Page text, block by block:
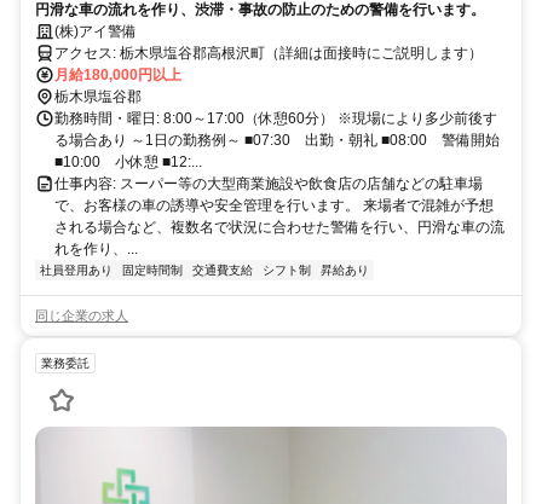
円滑な車の流れを作り、渋滞・事故の防止のための警備を行います。
(株)アイ警備
アクセス: 栃木県塩谷郡高根沢町（詳細は面接時にご説明します）
月給180,000円以上
栃木県塩谷郡
勤務時間・曜日: 8:00～17:00（休憩60分） ※現場により多少前後す
る場合あり ～1日の勤務例～ ■07:30 出勤・朝礼 ■08:00 警備開始
■10:00 小休憩 ■12:...
仕事内容: スーパー等の大型商業施設や飲食店の店舗などの駐車場
で、お客様の車の誘導や安全管理を行います。 来場者で混雑が予想
される場合など、複数名で状況に合わせた警備を行い、円滑な車の流
れを作り、...
社員登用あり 固定時間制 交通費支給 シフト制 昇給あり
同じ企業の求人
業務委託